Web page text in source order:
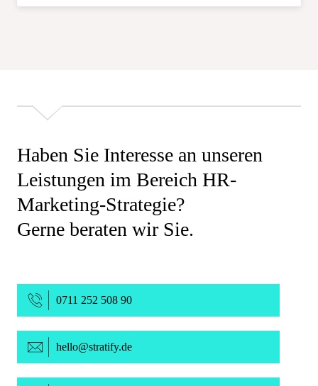
Haben Sie Interesse an unseren
Leistungen im Bereich HR-
Marketing-Strategie?
Gerne beraten wir Sie.
0711 252 508 90
hello _at_
stratify.de